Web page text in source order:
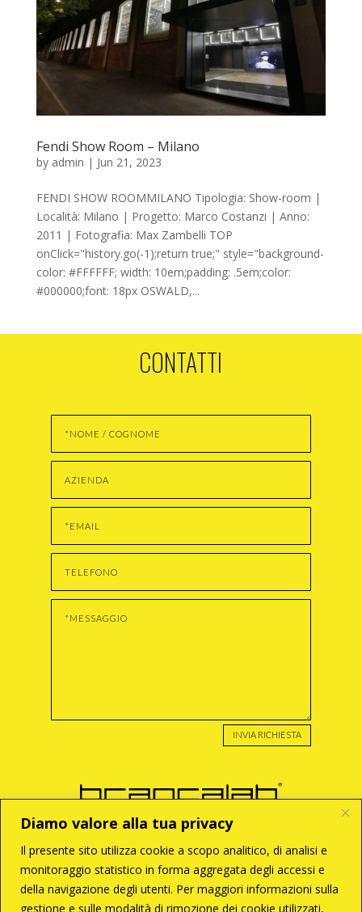
Diamo valore alla tua privacy
Il presente sito utilizza cookie a scopo analitico, di analisi e
monitoraggio statistico in forma aggregata degli accessi e
della navigazione degli utenti. Per maggiori informazioni sulla
gestione e sulle modalità di rimozione dei cookie utilizzati,
Fendi Show Room – Milano
by admin | Jun 21, 2023
FENDI SHOW ROOMMILANO Tipologia: Show-room |
Località: Milano | Progetto: Marco Costanzi | Anno:
2011 | Fotografia: Max Zambelli TOP
onClick="history.go(-1);return true;" style="background-
color: #FFFFFF; width: 10em;padding: .5em;color:
#000000;font: 18px OSWALD,...
CONTATTI
INVIA RICHIESTA
BRANCA S.r.l
Via Enzo Tortora, 121
00188 – Roma